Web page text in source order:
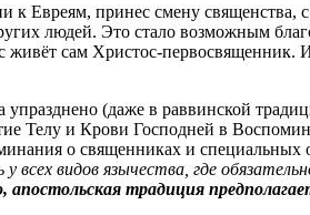
к Евреям, принес смену священства,
людей. Это стало возможным
живёт сам Христос-
упразднено (даже в раввинской
Телу и Крови Господней в
о священниках и специальных
у всех видов язычества, где
апостольская традиция